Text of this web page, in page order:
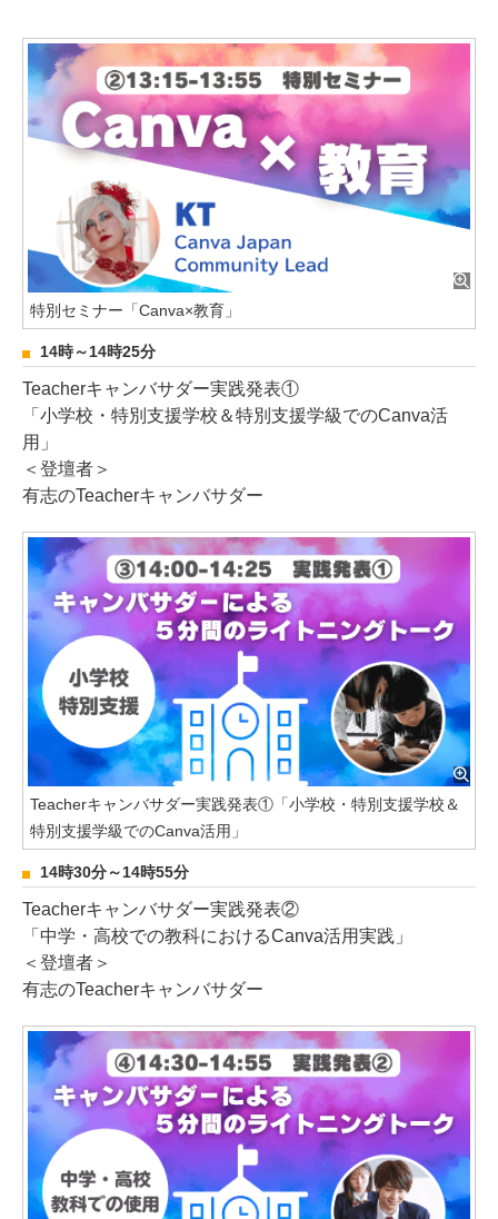
特別セミナー「Canva×教育」
14時～14時25分
Teacherキャンバサダー実践発表①
「小学校・特別支援学校＆特別支援学級でのCanva活
用」
＜登壇者＞
有志のTeacherキャンバサダー
Teacherキャンバサダー実践発表①「小学校・特別支援学校＆
特別支援学級でのCanva活用」
14時30分～14時55分
Teacherキャンバサダー実践発表②
「中学・高校での教科におけるCanva活用実践」
＜登壇者＞
有志のTeacherキャンバサダー